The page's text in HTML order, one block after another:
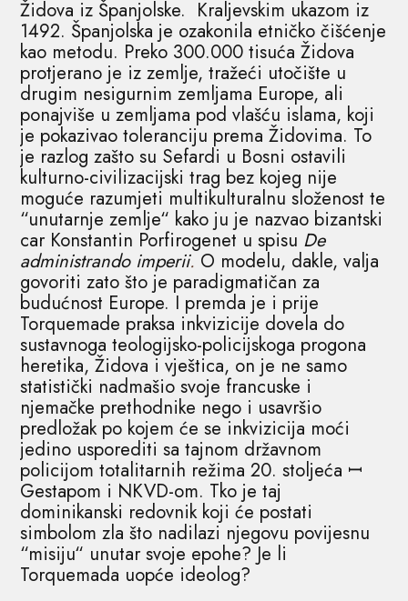
Židova iz Španjolske. Kraljevskim ukazom iz
1492. Španjolska je ozakonila etničko čišćenje
kao metodu. Preko 300.000 tisuća Židova
protjerano je iz zemlje, tražeći utočište u
drugim nesigurnim zemljama Europe, ali
ponajviše u zemljama pod vlašću islama, koji
je pokazivao toleranciju prema Židovima. To
je razlog zašto su Sefardi u Bosni ostavili
kulturno-civilizacijski trag bez kojeg nije
moguće razumjeti multikulturalnu složenost te
“unutarnje zemlje“ kako ju je nazvao bizantski
car Konstantin Porfirogenet u spisu De
administrando imperii. O modelu, dakle, valja
govoriti zato što je paradigmatičan za
budućnost Europe. I premda je i prije
Torquemade praksa inkvizicije dovela do
sustavnoga teologijsko-policijskoga progona
heretika, Židova i vještica, on je ne samo
statistički nadmašio svoje francuske i
njemačke prethodnike nego i usavršio
predložak po kojem će se inkvizicija moći
jedino usporediti sa tajnom državnom
policijom totalitarnih režima 20. stoljeća ꟷ
Gestapom i NKVD-om. Tko je taj
dominikanski redovnik koji će postati
simbolom zla što nadilazi njegovu povijesnu
“misiju“ unutar svoje epohe? Je li
Torquemada uopće ideolog?